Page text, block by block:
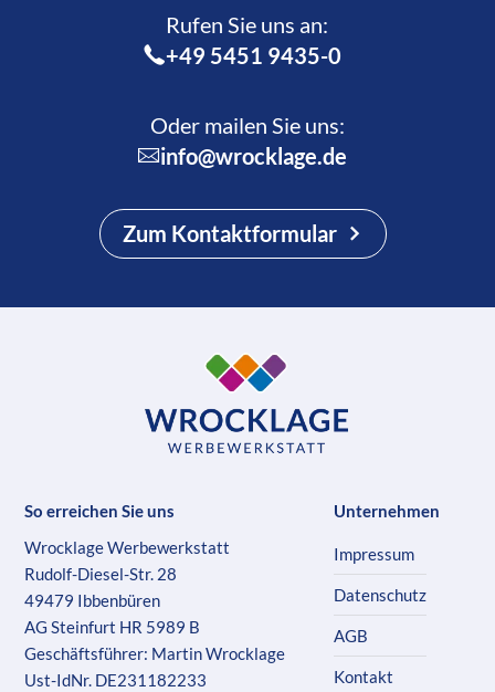
Rufen Sie uns an:­
+49 5451 9435-0
Oder mailen Sie uns:
info@wrocklage.de
Zum Kontaktformular
So erreichen Sie uns
Wrocklage Werbewerkstatt
Rudolf-Diesel-Str. 28
49479 Ibbenbüren
AG Steinfurt HR 5989 B
Geschäftsführer: Martin Wrocklage
Ust-IdNr. DE231182233
Unternehmen
Impressum
Datenschutz
AGB
Kontakt